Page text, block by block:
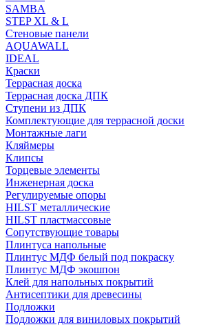
SAMBA
STEP XL & L
Стеновые панели
AQUAWALL
IDEAL
Краски
Террасная доска
Террасная доска ДПК
Ступени из ДПК
Комплектующие для террасной доски
Монтажные лаги
Кляймеры
Клипсы
Торцевые элементы
Инженерная доска
Регулируемые опоры
HILST металлические
HILST пластмассовые
Сопутствующие товары
Плинтуса напольные
Плинтус МДФ белый под покраску
Плинтус МДФ экошпон
Клей для напольных покрытий
Антисептики для древесины
Подложки
Подложки для виниловых покрытий